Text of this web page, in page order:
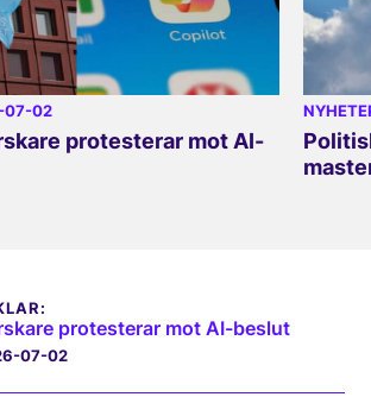
07-02
protesterar mot AI-
protesterar mot AI-beslut
07-02